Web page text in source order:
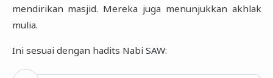
mendirikan masjid. Mereka juga menunjukkan akhlak
mulia.
Ini sesuai dengan hadits Nabi SAW: